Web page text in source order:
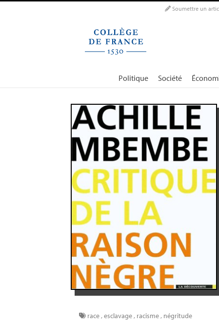
Soumettre un
Politique Société
race ,esclavage , racisme , négritude